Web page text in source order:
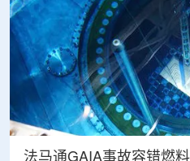
法马通GAIA事故容错燃